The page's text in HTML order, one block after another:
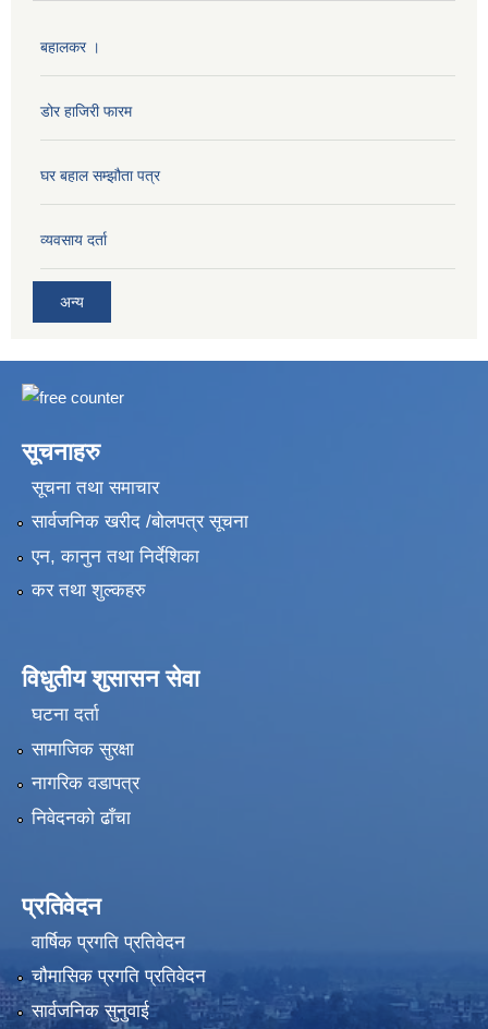
बहालकर ।
डोर हाजिरी फारम
घर बहाल सम्झौता पत्र
व्यवसाय दर्ता
अन्य
सूचनाहरु
सूचना तथा समाचार
सार्वजनिक खरीद /बोलपत्र सूचना
एन, कानुन तथा निर्देशिका
कर तथा शुल्कहरु
विधुतीय शुसासन सेवा
घटना दर्ता
सामाजिक सुरक्षा
नागरिक वडापत्र
निवेदनको ढाँचा
प्रतिवेदन
वार्षिक प्रगति प्रतिवेदन
चौमासिक प्रगति प्रतिवेदन
सार्वजनिक सुनुवाई